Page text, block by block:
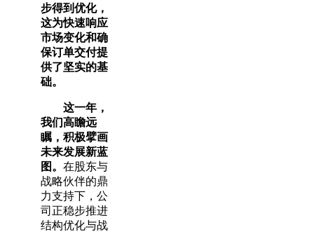
步得到优化，
这为快速响应
市场变化和确
保订单交付提
供了坚实的基
础。
这一年，
我们高瞻远
瞩，积极擘画
未来发展新蓝
图。 在股东与
战略伙伴的鼎
力支持下，公
司正稳步推进
结构优化与战